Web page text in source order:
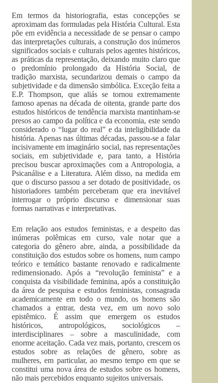
Em termos da historiografia, estas concepções se
aproximam das formuladas pela História Cultural. Esta
põe em evidência a necessidade de se pensar o campo
das interpretações culturais, a construção dos inúmeros
significados sociais e culturais pelos agentes históricos,
as práticas da representação, deixando muito claro que
o predomínio prolongado da História Social, de
tradição marxista, secundarizou demais o campo da
subjetividade e da dimensão simbólica. Exceção feita a
E.P. Thompson, que aliás se tornou extremamente
famoso apenas na década de oitenta, grande parte dos
estudos históricos de tendência marxista mantinham-se
presos ao campo da política e da economia, este sendo
considerado o “lugar do real” e da inteligibilidade da
história. Apenas nas últimas décadas, passou-se a falar
incisivamente em imaginário social, nas representações
sociais, em subjetividade e, para tanto, a História
precisou buscar aproximações com a Antropologia, a
Psicanálise e a Literatura. Além disso, na medida em
que o discurso passou a ser dotado de positividade, os
historiadores também perceberam que era inevitável
interrogar o próprio discurso e dimensionar suas
formas narrativas e interpretativas.
Em relação aos estudos feministas, e a despeito das
inúmeras polêmicas em curso, vale notar que a
categoria do gênero abre, ainda, a possibilidade da
constituição dos estudos sobre os homens, num campo
teórico e temático bastante renovado e radicalmente
redimensionado. Após a “revolução feminista” e a
conquista da visibilidade feminina, após a constituição
da área de pesquisa e estudos feministas, consagrada
academicamente em todo o mundo, os homens são
chamados a entrar, desta vez, em um novo solo
epistêmico. É assim que emergem os estudos
históricos, antropológicos, sociológicos –
interdisciplinares – sobre a masculinidade, com
enorme aceitação. Cada vez mais, portanto, crescem os
estudos sobre as relações de gênero, sobre as
mulheres, em particular, ao mesmo tempo em que se
constitui uma nova área de estudos sobre os homens,
não mais percebidos enquanto sujeitos universais.